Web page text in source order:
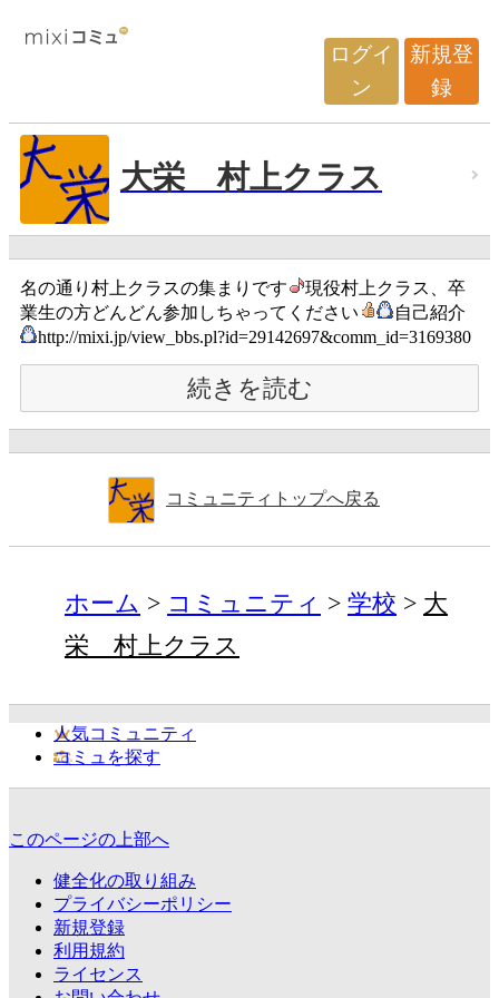
ログイ
ン
新規登
録
大栄 村上クラス
名の通り村上クラスの集まりです
現役村上クラス、卒
業生の方どんどん参加しちゃってください
自己紹介
http://mixi.jp/view_bbs.pl?id=29142697&comm_id=3169380
続きを読む
コミュニティトップへ戻る
ホーム コミュニティ 学校
大
栄 村上クラス
人気コミュニティ
コミュを探す
このページの上部へ
健全化の取り組み
プライバシーポリシー
新規登録
利用規約
ライセンス